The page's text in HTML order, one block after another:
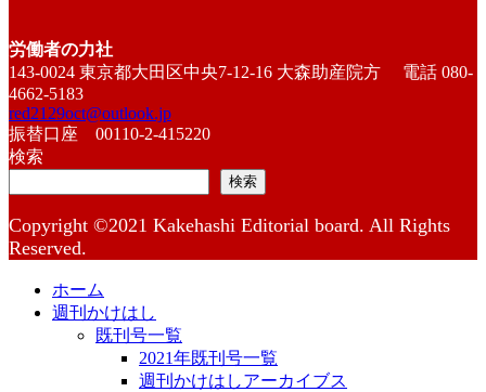
労働者の力社
143-0024 東京都大田区中央7-12-16 大森助産院方 電話 080-
4662-5183
red2129oct@outlook.jp
振替口座 00110-2-415220
検索
検索
Copyright ©2021 Kakehashi Editorial board. All Rights
Reserved.
ホーム
週刊かけはし
既刊号一覧
2021年既刊号一覧
週刊かけはしアーカイブス